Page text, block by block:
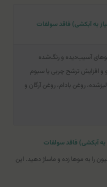
به آبکشی) فاقد سولفات
آسیب‌دیده و رنگ‌شده
افزایش ترشح چربی یا سبوم
روغن بادام، روغن آرگان و
آبکشی) فاقد سولفات
را به موها زده و ماساژ دهید. این